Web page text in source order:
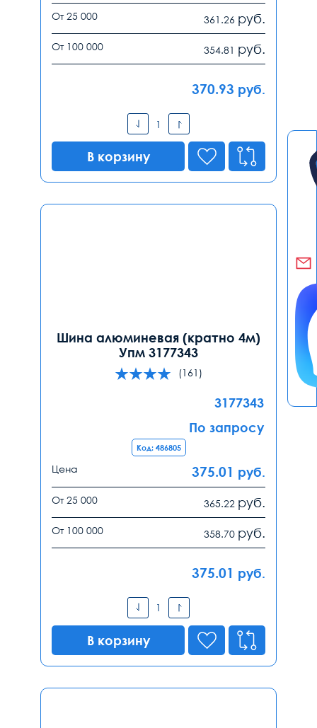
От 25 000 361.26 руб.
От 100 000 354.81 руб.
370.93 руб.
В корзину
Шина алюминевая (кратно 4м)
Упм 3177343
(161)
3177343
По запросу
Код: 486805
Цена 375.01 руб.
От 25 000 365.22 руб.
От 100 000 358.70 руб.
375.01 руб.
В корзину